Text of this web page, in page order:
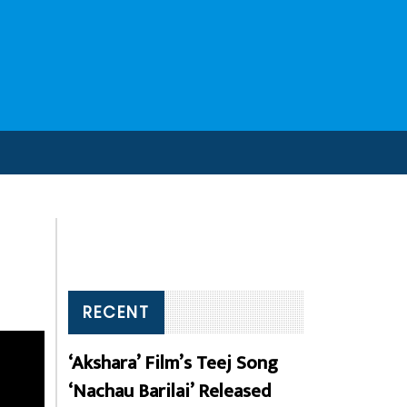
RECENT
‘Akshara’ Film’s Teej Song
‘Nachau Barilai’ Released